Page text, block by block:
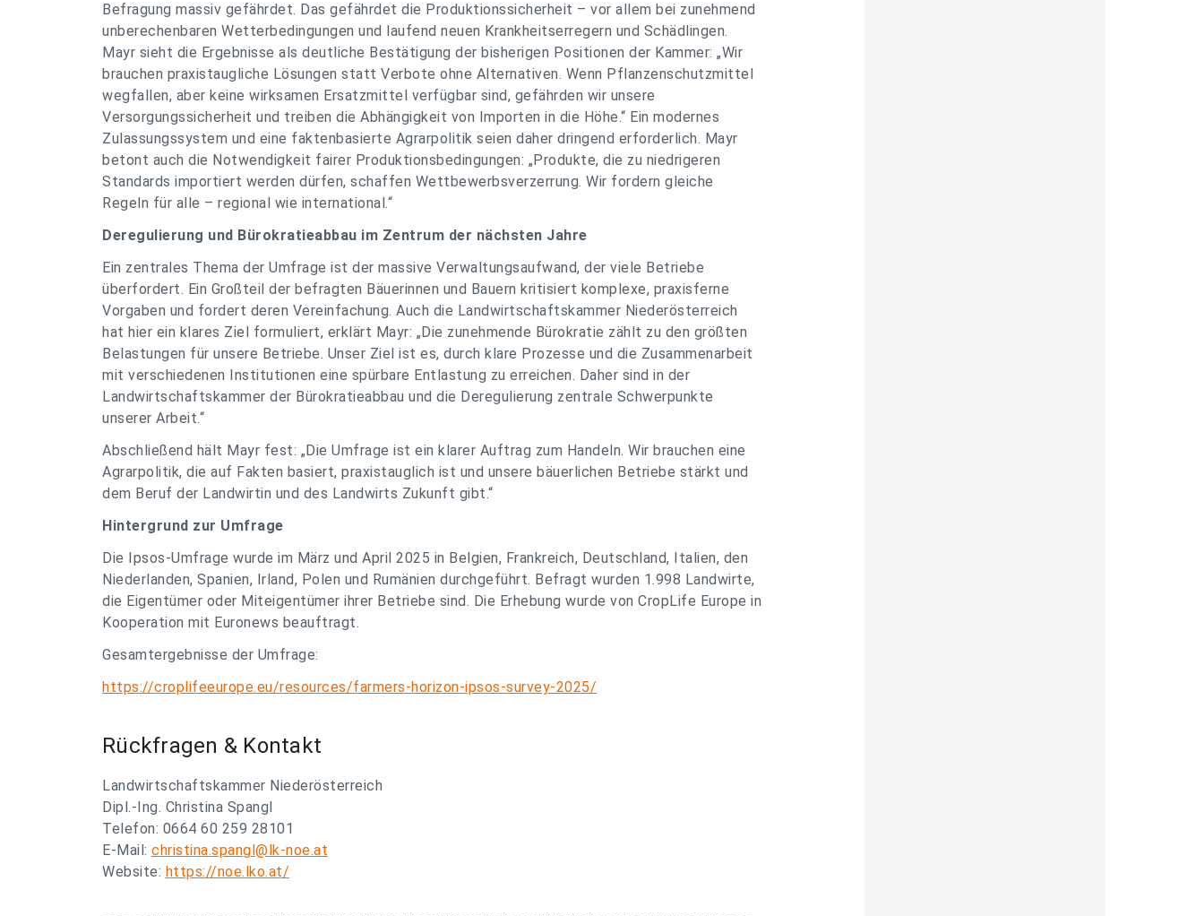
Befragung massiv gefährdet. Das gefährdet die Produktionssicherheit – vor allem bei zunehmend
unberechenbaren Wetterbedingungen und laufend neuen Krankheitserregern und Schädlingen.
Mayr sieht die Ergebnisse als deutliche Bestätigung der bisherigen Positionen der Kammer: „Wir
brauchen praxistaugliche Lösungen statt Verbote ohne Alternativen. Wenn Pflanzenschutzmittel
wegfallen, aber keine wirksamen Ersatzmittel verfügbar sind, gefährden wir unsere
Versorgungssicherheit und treiben die Abhängigkeit von Importen in die Höhe.“ Ein modernes
Zulassungssystem und eine faktenbasierte Agrarpolitik seien daher dringend erforderlich. Mayr
betont auch die Notwendigkeit fairer Produktionsbedingungen: „Produkte, die zu niedrigeren
Standards importiert werden dürfen, schaffen Wettbewerbsverzerrung. Wir fordern gleiche
Regeln für alle – regional wie international.“
Deregulierung und Bürokratieabbau im Zentrum der nächsten Jahre
Ein zentrales Thema der Umfrage ist der massive Verwaltungsaufwand, der viele Betriebe
überfordert. Ein Großteil der befragten Bäuerinnen und Bauern kritisiert komplexe, praxisferne
Vorgaben und fordert deren Vereinfachung. Auch die Landwirtschaftskammer Niederösterreich
hat hier ein klares Ziel formuliert, erklärt Mayr: „Die zunehmende Bürokratie zählt zu den größten
Belastungen für unsere Betriebe. Unser Ziel ist es, durch klare Prozesse und die Zusammenarbeit
mit verschiedenen Institutionen eine spürbare Entlastung zu erreichen. Daher sind in der
Landwirtschaftskammer der Bürokratieabbau und die Deregulierung zentrale Schwerpunkte
unserer Arbeit.“
Abschließend hält Mayr fest: „Die Umfrage ist ein klarer Auftrag zum Handeln. Wir brauchen eine
Agrarpolitik, die auf Fakten basiert, praxistauglich ist und unsere bäuerlichen Betriebe stärkt und
dem Beruf der Landwirtin und des Landwirts Zukunft gibt.“
Hintergrund zur Umfrage
Die Ipsos-Umfrage wurde im März und April 2025 in Belgien, Frankreich, Deutschland, Italien, den
Niederlanden, Spanien, Irland, Polen und Rumänien durchgeführt. Befragt wurden 1.998 Landwirte,
die Eigentümer oder Miteigentümer ihrer Betriebe sind. Die Erhebung wurde von CropLife Europe in
Kooperation mit Euronews beauftragt.
Gesamtergebnisse der Umfrage:
https://croplifeeurope.eu/resources/farmers-horizon-ipsos-survey-2025/
Rückfragen & Kontakt
Landwirtschaftskammer Niederösterreich
Dipl.-Ing. Christina Spangl
Telefon: 0664 60 259 28101
E-Mail: christina.spangl@lk-noe.at
Website: https://noe.lko.at/